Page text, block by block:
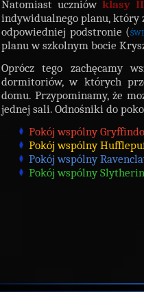
Natomiast uczniów klasy II
indywidualnego planu, który
odpowiedniej podstronie (
planu w szkolnym bocie
Oprócz tego zachęcamy
dormitoriów, w których
domu. Przypominamy, że
jednej sali. Odnośniki do
Pokój wspólny
Pokój wspólny
Pokój wspólny
Pokój wspólny